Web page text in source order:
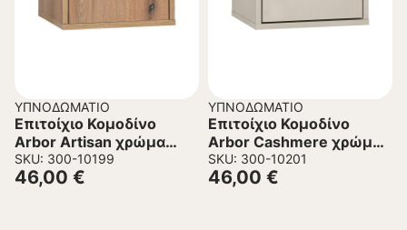
ΥΠΝΟΔΩΜΆΤΙΟ
Επιτοίχιο Κομοδίνο
Arbor Artisan χρώμα
39x34x18εκ
SKU: 300-10199
46,00 €
ΥΠΝΟΔΩΜΆΤΙΟ
Επιτοίχιο Κομοδίνο
Arbor Cashmere χρώμα
39x34x18εκ
SKU: 300-10201
46,00 €